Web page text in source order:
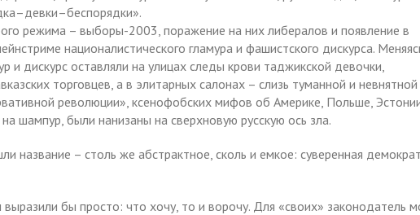
режима – выборы-2003, поражение на них либералов и появление в
националистического гламура и фашистского дискурса.
и дискурс оставляли на улицах следы крови таджикской девочки,
торговцев, а в элитарных салонах – слизь туманной и невнятной
революции», ксенофобских мифов об Америке, Польше,
на шампур, были нанизаны на сверхновую русскую ось зла.
название – столь же абстрактное, сколь и емкое: суверенная
бы просто: что хочу, то и ворочу. Для «своих» законодатель